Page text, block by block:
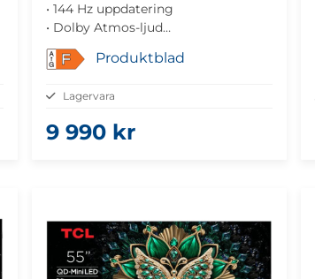
• 144 Hz uppdatering
• Dolby Atmos-ljud
• Google TV
• Gamingoptimerad prestanda
F Produktblad
Lagervara
9 990 kr